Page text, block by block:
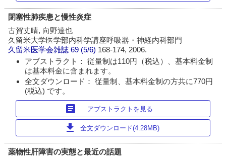
閉塞性肺疾患と慢性炎症
古賀丈晴, 向野達也
久留米大学医学部内科学講座呼吸器・神経内科部門
久留米医学会雑誌 69 (5/6) 168-174, 2006.
アブストラクト： 従量制は110円（税込）、基本料金制
は基本料金に含まれます。
全文ダウンロード： 従量制、基本料金制の方共に770円
(税込) です。
article アブストラクトを見る
download 全文ダウンロード(4.28MB)
薬物性肝障害の実態と最近の話題